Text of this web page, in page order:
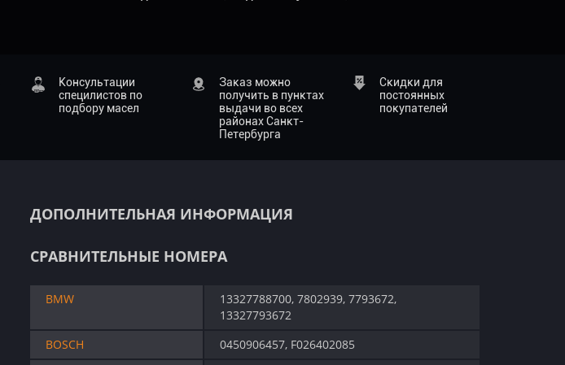
Консультации
специлистов по
подбору масел
Заказ можно
получить в пунктах
выдачи во всех
районах Санкт-
Петербурга
Скидки для
постоянных
покупателей
ДОПОЛНИТЕЛЬНАЯ ИНФОРМАЦИЯ
СРАВНИТЕЛЬНЫЕ НОМЕРА
BMW
13327788700, 7802939, 7793672,
13327793672
BOSCH
0450906457, F026402085